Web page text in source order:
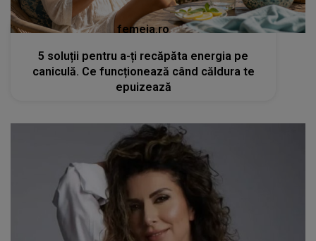
femeia.ro
5 soluții pentru a-ți recăpăta energia pe
caniculă. Ce funcționează când căldura te
epuizează